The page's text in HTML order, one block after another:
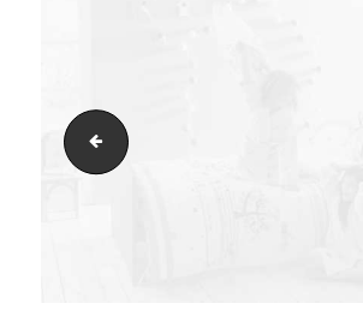
logo-white_846d